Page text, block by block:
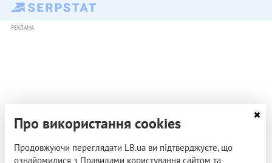
РЕКЛАМА
Про використання cookies
Продовжуючи переглядати LB.ua ви підтверджуєте, що
ознайомилися з Правилами користування сайтом та